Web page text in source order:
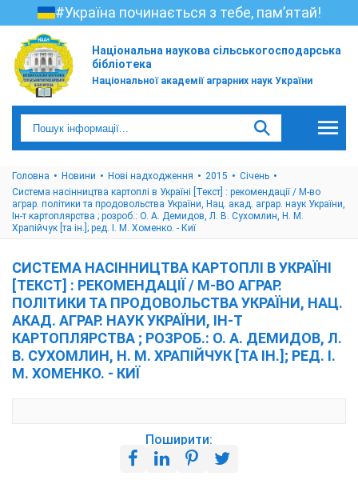
#Україна починається з тебе, пам’ятай!
Національна наукова сільськогосподарська
бібліотека
Національної академії аграрних наук України
Головна Новини Нові надходження 2015
Cічень
Система насінництва картоплі в Україні [Текст] : рекомендації / М-во
аграр. політики та продовольства України, Нац. акад. аграр. наук України,
Ін-т картоплярства ; розроб.: О. А. Демидов, Л. В. Сухомлин, Н. М.
Храпійчук [та ін.]; ред. І. М. Хоменко. - Киї
СИСТЕМА НАСІННИЦТВА КАРТОПЛІ В УКРАЇНІ
[ТЕКСТ] : РЕКОМЕНДАЦІЇ / М-ВО АГРАР.
ПОЛІТИКИ ТА ПРОДОВОЛЬСТВА УКРАЇНИ, НАЦ.
АКАД. АГРАР. НАУК УКРАЇНИ, ІН-Т
КАРТОПЛЯРСТВА ; РОЗРОБ.: О. А. ДЕМИДОВ, Л.
В. СУХОМЛИН, Н. М. ХРАПІЙЧУК [ТА ІН.]; РЕД. І.
М. ХОМЕНКО. - КИЇ
Поширити: